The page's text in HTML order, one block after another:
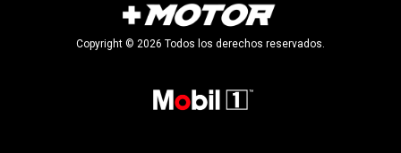
Copyright © 2026 Todos los derechos reservados.